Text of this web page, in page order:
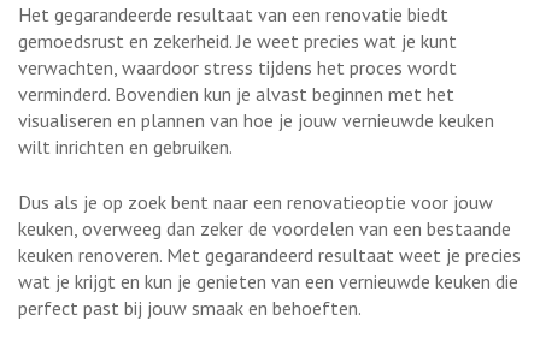
Het gegarandeerde resultaat van een renovatie biedt
gemoedsrust en zekerheid. Je weet precies wat je kunt
verwachten, waardoor stress tijdens het proces wordt
verminderd. Bovendien kun je alvast beginnen met het
visualiseren en plannen van hoe je jouw vernieuwde keuken
wilt inrichten en gebruiken.
Dus als je op zoek bent naar een renovatieoptie voor jouw
keuken, overweeg dan zeker de voordelen van een bestaande
keuken renoveren. Met gegarandeerd resultaat weet je precies
wat je krijgt en kun je genieten van een vernieuwde keuken die
perfect past bij jouw smaak en behoeften.